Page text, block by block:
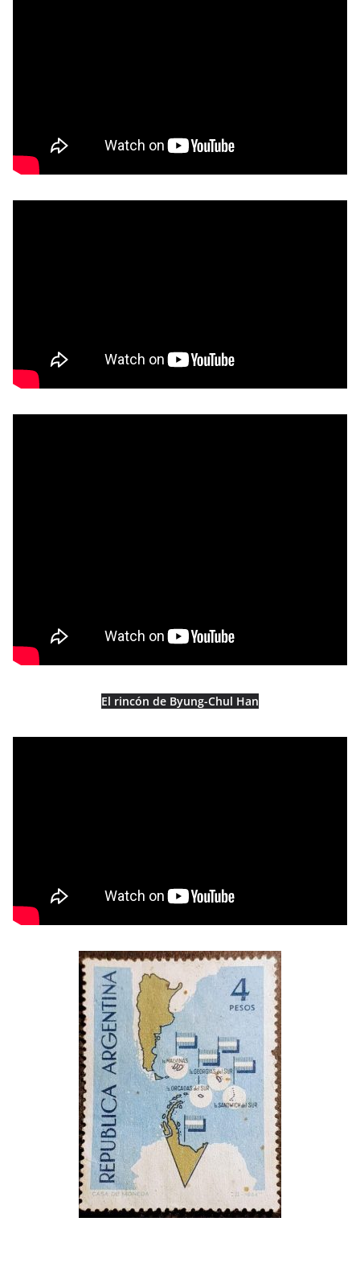
El rincón de Byung-Chul Han